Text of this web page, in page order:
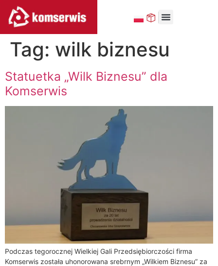
Tag: wilk biznesu
Statuetka „Wilk Biznesu” dla
Komserwis
Podczas tegorocznej Wielkiej Gali Przedsiębiorczości firma
Komserwis została uhonorowana srebrnym „Wilkiem Biznesu” za